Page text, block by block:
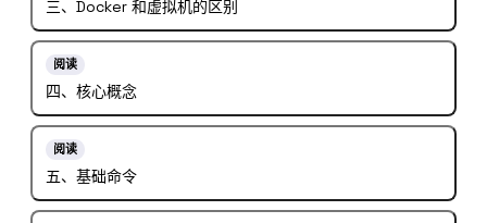
三、Docker 和虚拟机的区别
阅读
四、核心概念
阅读
五、基础命令